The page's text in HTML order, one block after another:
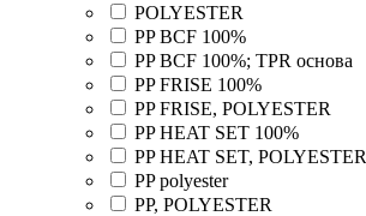
POLYESTER
PP BCF 100%
PP BCF 100%; TPR основа
PP FRISE 100%
PP FRISE, POLYESTER
PP HEAT SET 100%
PP HEAT SET, POLYESTER
PP polyester
PP, POLYESTER